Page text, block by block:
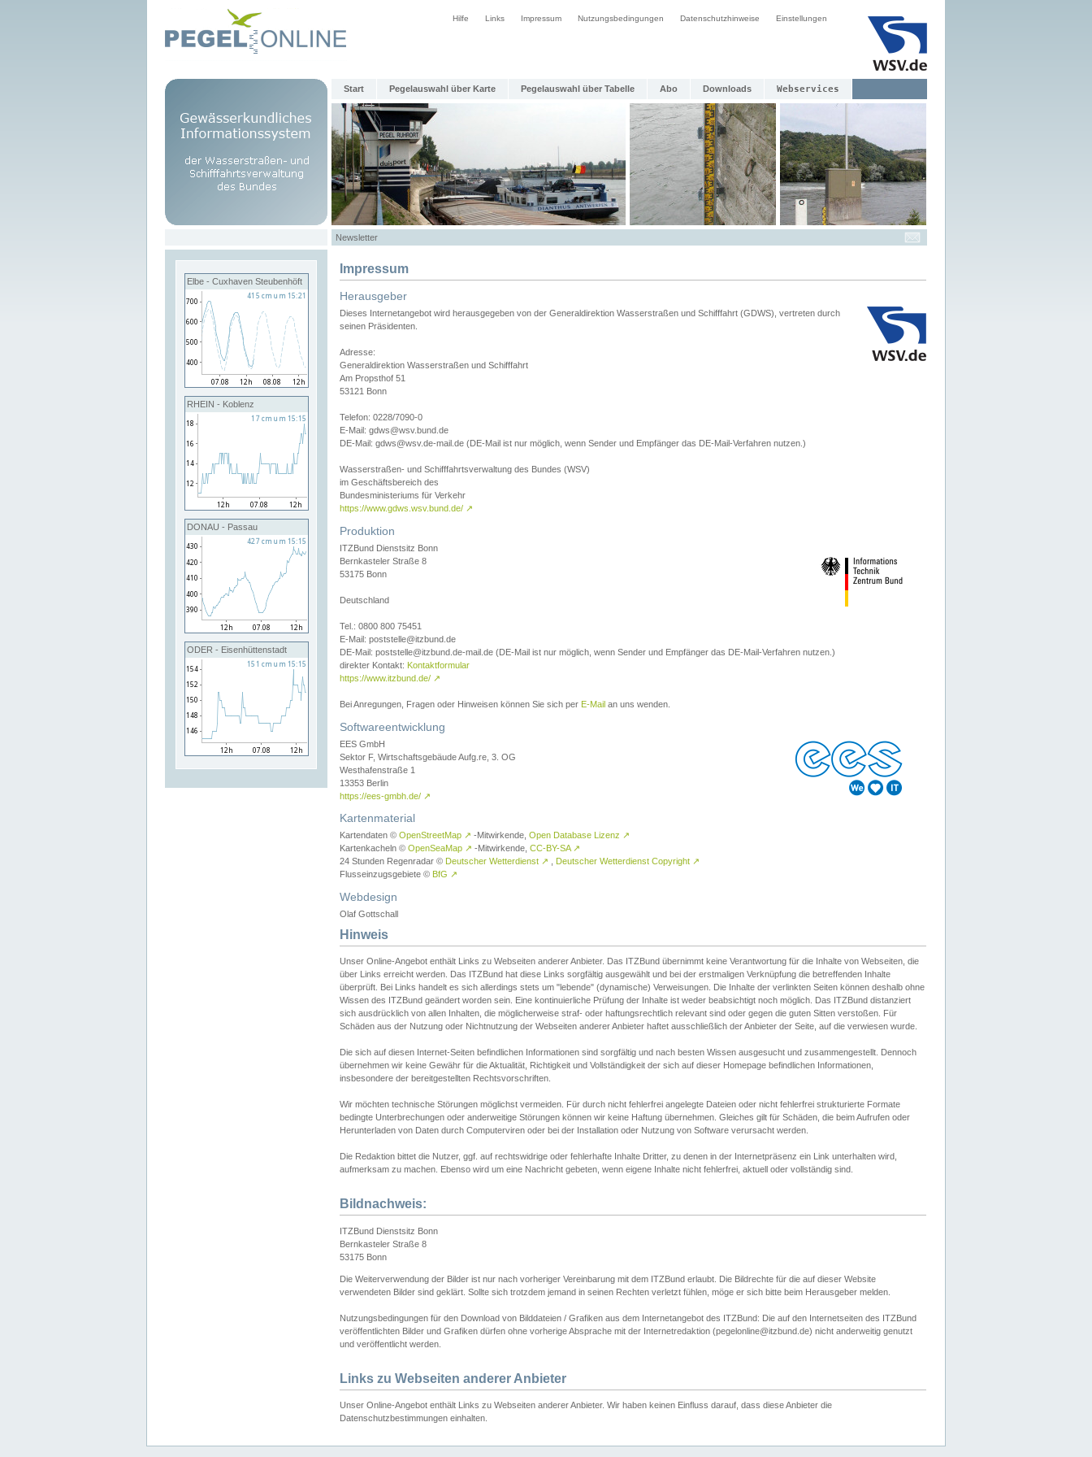
Hilfe Links Impressum Nutzungsbedingungen Datenschutzhinweise Einstellungen
Start Pegelauswahl über Karte Pegelauswahl über Tabelle Abo Downloads Webservices
Newsletter
Elbe - Cuxhaven Steubenhöft
RHEIN - Koblenz
DONAU - Passau
ODER - Eisenhüttenstadt
Impressum
Herausgeber
Dieses Internetangebot wird herausgegeben von der Generaldirektion Wasserstraßen und Schifffahrt (GDWS), vertreten durch
seinen Präsidenten.
Adresse:
Generaldirektion Wasserstraßen und Schifffahrt
Am Propsthof 51
53121 Bonn
Telefon: 0228/7090-0
E-Mail: gdws@wsv.bund.de
DE-Mail: gdws@wsv.de-mail.de (DE-Mail ist nur möglich, wenn Sender und Empfänger das DE-Mail-Verfahren nutzen.)
Wasserstraßen- und Schifffahrtsverwaltung des Bundes (WSV)
im Geschäftsbereich des
Bundesministeriums für Verkehr
https://www.gdws.wsv.bund.de/ ↗
Produktion
ITZBund Dienstsitz Bonn
Bernkasteler Straße 8
53175 Bonn
Deutschland
Tel.: 0800 800 75451
E-Mail: poststelle@itzbund.de
DE-Mail: poststelle@itzbund.de-mail.de (DE-Mail ist nur möglich, wenn Sender und Empfänger das DE-Mail-Verfahren nutzen.)
direkter Kontakt: Kontaktformular
https://www.itzbund.de/ ↗
Bei Anregungen, Fragen oder Hinweisen können Sie sich per E-Mail an uns wenden.
Softwareentwicklung
EES GmbH
Sektor F, Wirtschaftsgebäude Aufg.re, 3. OG
Westhafenstraße 1
13353 Berlin
https://ees-gmbh.de/ ↗
Kartenmaterial
Kartendaten © OpenStreetMap ↗ -Mitwirkende, Open Database Lizenz ↗
Kartenkacheln © OpenSeaMap ↗ -Mitwirkende, CC-BY-SA ↗
24 Stunden Regenradar © Deutscher Wetterdienst ↗ Deutscher Wetterdienst Copyright ↗
Flusseinzugsgebiete © BfG ↗
Webdesign
Olaf Gottschall
Hinweis
Unser Online-Angebot enthält Links zu Webseiten anderer Anbieter. Das ITZBund übernimmt keine Verantwortung für die Inhalte von Webseiten, die
über Links erreicht werden. Das ITZBund hat diese Links sorgfältig ausgewählt und bei der erstmaligen Verknüpfung die betreffenden Inhalte
überprüft. Bei Links handelt es sich allerdings stets um "lebende" (dynamische) Verweisungen. Die Inhalte der verlinkten Seiten können deshalb ohne
Wissen des ITZBund geändert worden sein. Eine kontinuierliche Prüfung der Inhalte ist weder beabsichtigt noch möglich. Das ITZBund distanziert
sich ausdrücklich von allen Inhalten, die möglicherweise straf- oder haftungsrechtlich relevant sind oder gegen die guten Sitten verstoßen. Für
Schäden aus der Nutzung oder Nichtnutzung der Webseiten anderer Anbieter haftet ausschließlich der Anbieter der Seite, auf die verwiesen wurde.
Die sich auf diesen Internet-Seiten befindlichen Informationen sind sorgfältig und nach besten Wissen ausgesucht und zusammengestellt. Dennoch
übernehmen wir keine Gewähr für die Aktualität, Richtigkeit und Vollständigkeit der sich auf dieser Homepage befindlichen Informationen,
insbesondere der bereitgestellten Rechtsvorschriften.
Wir möchten technische Störungen möglichst vermeiden. Für durch nicht fehlerfrei angelegte Dateien oder nicht fehlerfrei strukturierte Formate
bedingte Unterbrechungen oder anderweitige Störungen können wir keine Haftung übernehmen. Gleiches gilt für Schäden, die beim Aufrufen oder
Herunterladen von Daten durch Computerviren oder bei der Installation oder Nutzung von Software verursacht werden.
Die Redaktion bittet die Nutzer, ggf. auf rechtswidrige oder fehlerhafte Inhalte Dritter, zu denen in der Internetpräsenz ein Link unterhalten wird,
aufmerksam zu machen. Ebenso wird um eine Nachricht gebeten, wenn eigene Inhalte nicht fehlerfrei, aktuell oder vollständig sind.
Bildnachweis:
ITZBund Dienstsitz Bonn
Bernkasteler Straße 8
53175 Bonn
Die Weiterverwendung der Bilder ist nur nach vorheriger Vereinbarung mit dem ITZBund erlaubt. Die Bildrechte für die auf dieser Website
verwendeten Bilder sind geklärt. Sollte sich trotzdem jemand in seinen Rechten verletzt fühlen, möge er sich bitte beim Herausgeber melden.
Nutzungsbedingungen für den Download von Bilddateien / Grafiken aus dem Internetangebot des ITZBund: Die auf den Internetseiten des ITZBund
veröffentlichten Bilder und Grafiken dürfen ohne vorherige Absprache mit der Internetredaktion (pegelonline@itzbund.de) nicht anderweitig genutzt
und veröffentlicht werden.
Links zu Webseiten anderer Anbieter
Unser Online-Angebot enthält Links zu Webseiten anderer Anbieter. Wir haben keinen Einfluss darauf, dass diese Anbieter die
Datenschutzbestimmungen einhalten.